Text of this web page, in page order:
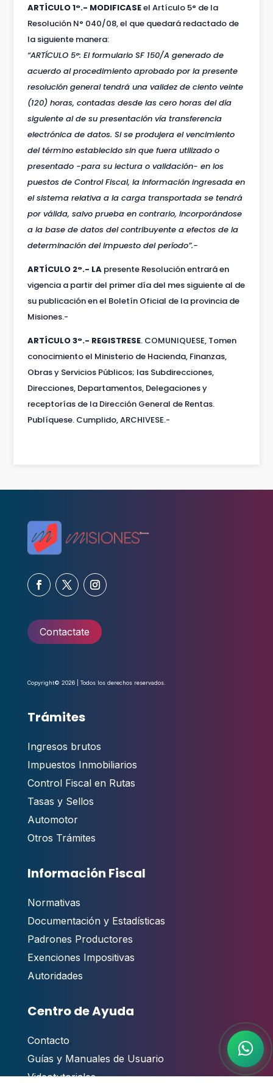
ARTÍCULO 1°.- MODIFICASEel Artículo 5° de la
Resolución N° 040/08, el que quedará redactado de
la siguiente manera:
“ARTÍCULO 5°: El formulario SF 150/A generado de
acuerdo al procedimiento aprobado por la presente
resolución general tendrá una validez de ciento veinte
(120) horas, contadas desde las cero horas del día
siguiente al de su presentación vía transferencia
electrónica de datos. Si se produjera el vencimiento
del término establecido sin que fuera utilizado o
presentado -para su lectura o validación- en los
puestos de Control Fiscal, la información ingresada en
el sistema relativa a la carga transportada se tendrá
por válida, salvo prueba en contrario, incorporándose
a la base de datos del contribuyente a efectos de la
determinación del impuesto del período”.-
ARTÍCULO 2°.- LApresente Resolución entrará en
vigencia a partir del primer día del mes siguiente al de
su publicación en el Boletín Oficial de la provincia de
Misiones.-
ARTÍCULO 3°.- REGISTRESE. COMUNIQUESE, Tomen
conocimiento el Ministerio de Hacienda, Finanzas,
Obras y Servicios Públicos; las Subdirecciones,
Direcciones, Departamentos, Delegaciones y
receptorías de la Dirección General de Rentas.
Publíquese. Cumplido, ARCHIVESE.-
Contactate
Copyright© 2026 | Todos los derechos reservados.
Trámites
Ingresos brutos
Impuestos Inmobiliarios
Control Fiscal en Rutas
Tasas y Sellos
Automotor
Otros Trámites
Información Fiscal
Normativas
Documentación y Estadísticas
Padrones Productores
Exenciones Impositivas
Autoridades
Centro de Ayuda
Contacto,
Guías y Manuales de Usuario
Videotutoriales